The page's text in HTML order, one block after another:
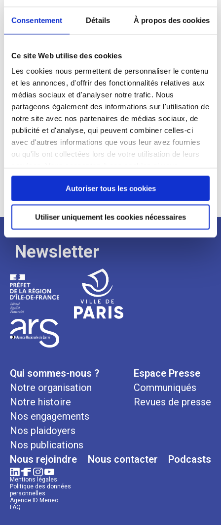
Consentement Détails À propos des cookies
Ce site Web utilise des cookies
Les cookies nous permettent de personnaliser le contenu
et les annonces, d'offrir des fonctionnalités relatives aux
médias sociaux et d'analyser notre trafic. Nous
partageons également des informations sur l'utilisation de
notre site avec nos partenaires de médias sociaux, de
publicité et d'analyse, qui peuvent combiner celles-ci
avec d'autres informations que vous leur avez fournies
ou qu'ils ont collectées lors de votre utilisation de leurs
continuez à utiliser notre site Web.
Autoriser tous les cookies
Utiliser uniquement les cookies nécessaires
candidat
Qualifications et diplômes :
Profil recherché :
Expérience :
Processus
de
recrutement
Newsletter
Qui sommes-nous ?
Notre organisation
Notre histoire
Nos engagements
Nos plaidoyers
Nos publications
Espace Presse
Communiqués
Revues de presse
Nous rejoindre Nous contacter Podcasts
Mentions légales
Politique des données
personnelles
Agence ID Meneo
FAQ